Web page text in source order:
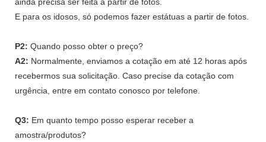
E para os idosos, só podemos fazer estátuas a partir de fotos.
P2: Quando posso obter o preço?
A2: Normalmente, enviamos a cotação em até 12 horas após
recebermos sua solicitação. Caso precise da cotação com
urgência, entre em contato conosco por telefone.
Q3: Em quanto tempo posso esperar receber a
amostra/produtos?